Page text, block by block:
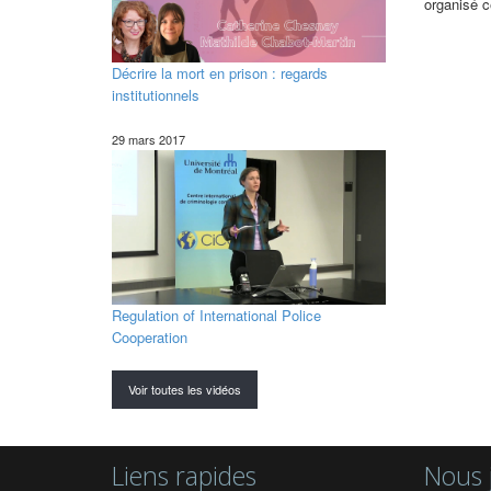
Décrire la mort en prison : regards
institutionnels
29 mars 2017
Regulation of International Police
Cooperation
Voir toutes les vidéos
Liens rapides Nous